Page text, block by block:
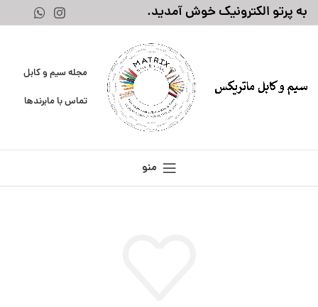
به پرتو الکترونیک خوش آمدید.
مجله سیم و کابل
تماس با مابرندها
منو